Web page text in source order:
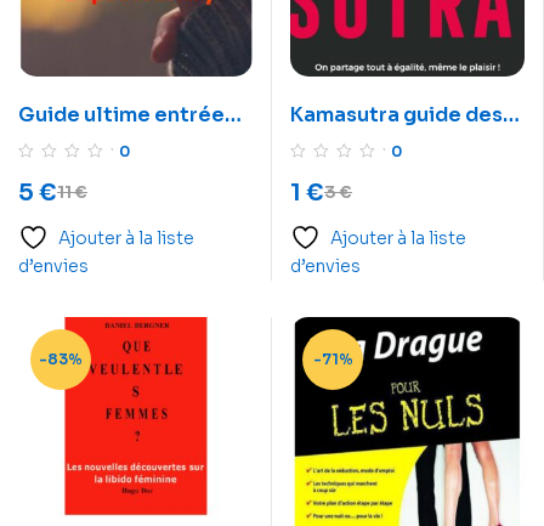
Guide ultime entrée
express immigration
0
11€
5 €
Ajouter à la liste
d’envies
Kamasutra guide des
positions 0
3€
1 €
Ajouter à la liste
d’envies
-83% -71%